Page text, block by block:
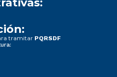
tramitar PQRSDF